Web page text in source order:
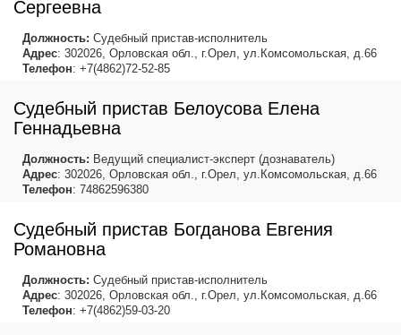
Сергеевна
Должность: Судебный пристав-исполнитель
Адрес: 302026, Орловская обл., г.Орел, ул.Комсомольская, д.66
Телефон: +7(4862)72-52-85
Судебный пристав Белоусова Елена
Геннадьевна
Должность: Ведущий специалист-эксперт (дознаватель)
Адрес: 302026, Орловская обл., г.Орел, ул.Комсомольская, д.66
Телефон: 74862596380
Судебный пристав Богданова Евгения
Романовна
Должность: Судебный пристав-исполнитель
Адрес: 302026, Орловская обл., г.Орел, ул.Комсомольская, д.66
Телефон: +7(4862)59-03-20